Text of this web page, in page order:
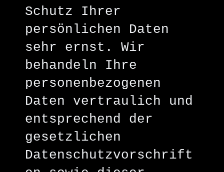
Schutz Ihrer
persönlichen Daten
sehr ernst. Wir
behandeln Ihre
personenbezogenen
Daten vertraulich und
entsprechend der
gesetzlichen
Datenschutzvorschrift